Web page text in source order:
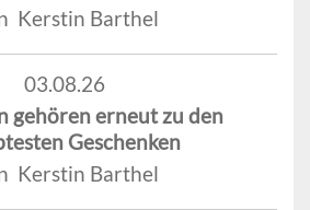
Kerstin Barthel
03.08.26
gehören erneut zu den
Geschenken
Kerstin Barthel